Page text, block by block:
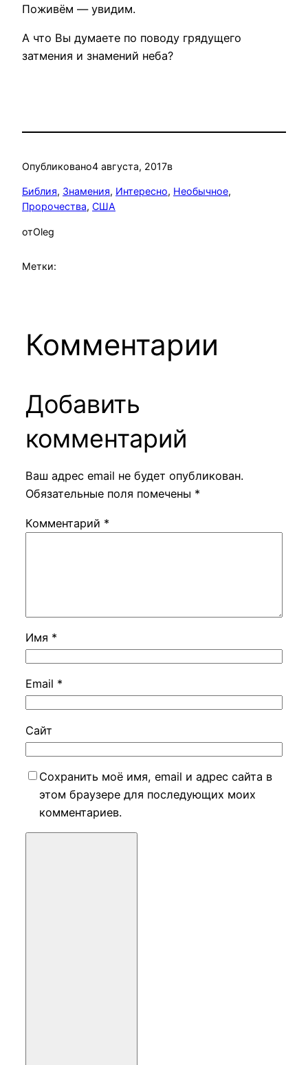
Поживём — увидим.
А что Вы думаете по поводу грядущего
затмения и знамений неба?
Опубликовано4 августа, 2017в
Библия, Знамения, Интересно, Необычное
Пророчества, США
отOleg
Метки:
Комментарии
Добавить
комментарий
Ваш адрес email не будет опубликован.
Обязательные поля помечены *
Комментарий *
Имя *
Email *
Сайт
Сохранить моё имя, email и адрес сайта в
этом браузере для последующих моих
комментариев.